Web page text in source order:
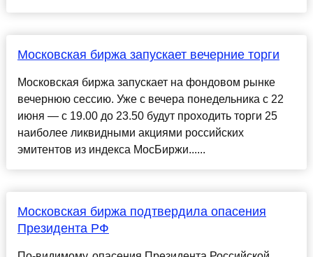
Московская биржа запускает вечерние торги
Московская биржа запускает на фондовом рынке
вечернюю сессию. Уже с вечера понедельника с 22
июня — с 19.00 до 23.50 будут проходить торги 25
наиболее ликвидными акциями российских
эмитентов из индекса МосБиржи......
Московская биржа подтвердила опасения
Президента РФ